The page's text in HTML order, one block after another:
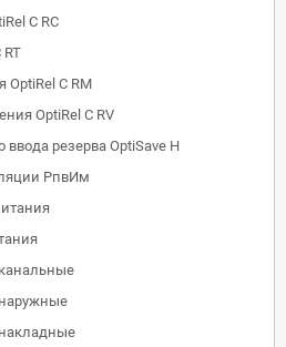
С RС
OptiRel С RM
OptiRel C RV
ввода резерва OptiSave H
РпвИм